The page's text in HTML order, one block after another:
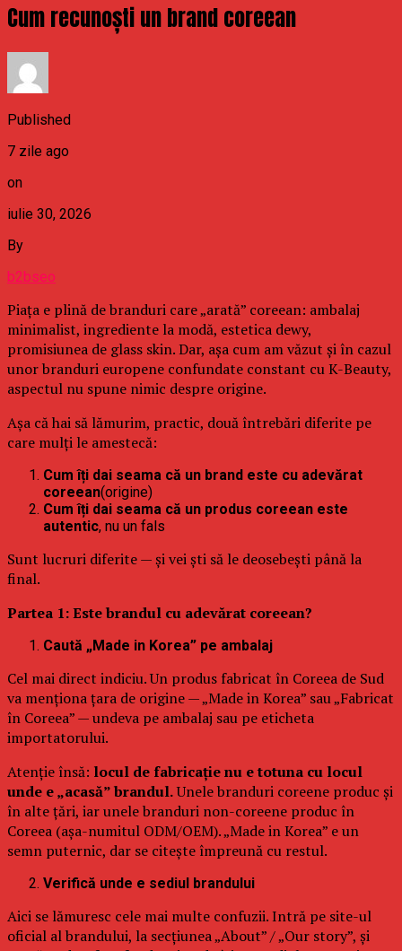
Cum recunoști un brand coreean
Published
7 zile ago
on
iulie 30, 2026
By
b2bseo
Piața e plină de branduri care „arată” coreean: ambalaj
minimalist, ingrediente la modă, estetica dewy,
promisiunea de glass skin. Dar, așa cum am văzut și în cazul
unor branduri europene confundate constant cu K-Beauty,
aspectul nu spune nimic despre origine.
Așa că hai să lămurim, practic, două întrebări diferite pe
care mulți le amestecă:
Cum îți dai seama că un brand este cu adevărat
coreean(origine)
Cum îți dai seama că un produs coreean este
autentic, nu un fals
Sunt lucruri diferite — și vei ști să le deosebești până la
final.
Partea 1: Este brandul cu adevărat coreean?
Caută „Made in Korea” pe ambalaj
Cel mai direct indiciu. Un produs fabricat în Coreea de Sud
va menționa țara de origine — „Made in Korea” sau „Fabricat
în Coreea” — undeva pe ambalaj sau pe eticheta
importatorului.
Atenție însă: locul de fabricație nu e totuna cu locul
unde e „acasă” brandul.Unele branduri coreene produc și
în alte țări, iar unele branduri non-coreene produc în
Coreea (așa-numitul ODM/OEM). „Made in Korea” e un
semn puternic, dar se citește împreună cu restul.
Verifică unde e sediul brandului
Aici se lămuresc cele mai multe confuzii. Intră pe site-ul
oficial al brandului, la secțiunea „About” / „Our story”, și